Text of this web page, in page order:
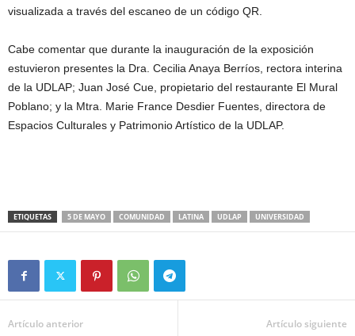
visualizada a través del escaneo de un código QR.
Cabe comentar que durante la inauguración de la exposición
estuvieron presentes la Dra. Cecilia Anaya Berríos, rectora interina
de la UDLAP; Juan José Cue, propietario del restaurante El Mural
Poblano; y la Mtra. Marie France Desdier Fuentes, directora de
Espacios Culturales y Patrimonio Artístico de la UDLAP.
ETIQUETAS 5 DE MAYO COMUNIDAD LATINA UDLAP UNIVERSIDAD
Artículo anterior Artículo siguiente